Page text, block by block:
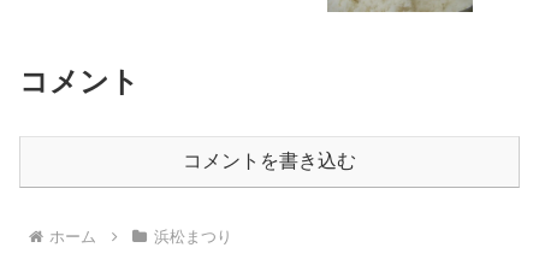
コメント
コメントを書き込む
ホーム 浜松まつり